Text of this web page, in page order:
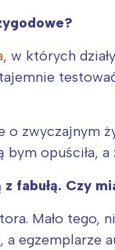
, w których
zwyczajnym
opuściła, a
Czy
Mało
egzemplarze